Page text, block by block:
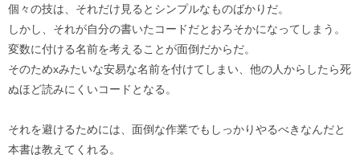
個々の技は、それだけ見るとシンプルなものばかりだ。
しかし、それが自分の書いたコードだとおろそかになってしまう。
変数に付ける名前を考えることが面倒だからだ。
そのためxみたいな安易な名前を付けてしまい、他の人からしたら死
ぬほど読みにくいコードとなる。
それを避けるためには、面倒な作業でもしっかりやるべきなんだと
本書は教えてくれる。